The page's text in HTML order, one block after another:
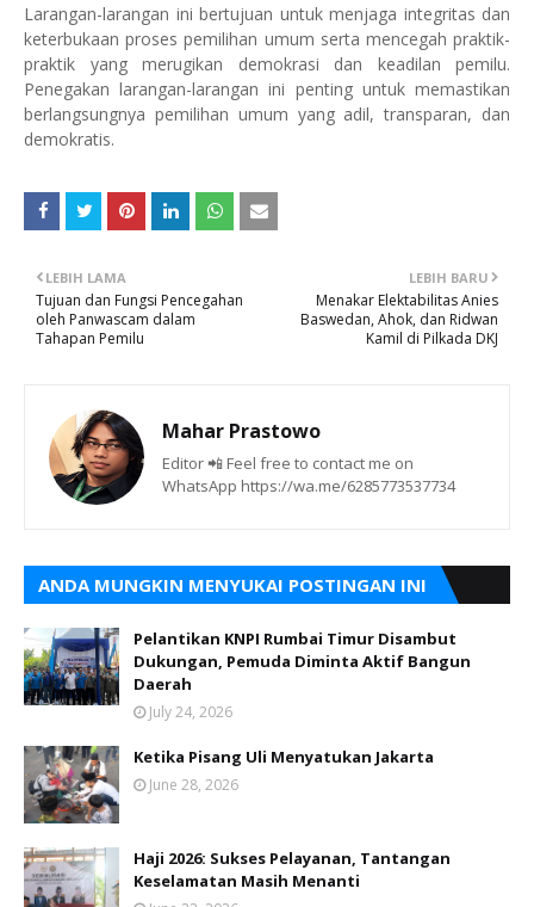
Larangan-larangan ini bertujuan untuk menjaga integritas dan
keterbukaan proses pemilihan umum serta mencegah praktik-
praktik yang merugikan demokrasi dan keadilan pemilu.
Penegakan larangan-larangan ini penting untuk memastikan
berlangsungnya pemilihan umum yang adil, transparan, dan
demokratis.
LEBIH BARU
Menakar Elektabilitas Anies
Baswedan, Ahok, dan Ridwan
Kamil di Pilkada DKJ
LEBIH LAMA
Tujuan dan Fungsi Pencegahan
oleh Panwascam dalam
Tahapan Pemilu
Mahar Prastowo
Editor 📲 Feel free to contact me on
WhatsApp https://wa.me/6285773537734
ANDA MUNGKIN MENYUKAI POSTINGAN INI
Pelantikan KNPI Rumbai Timur Disambut
Dukungan, Pemuda Diminta Aktif Bangun
Daerah
July 24, 2026
Ketika Pisang Uli Menyatukan Jakarta
June 28, 2026
Haji 2026: Sukses Pelayanan, Tantangan
Keselamatan Masih Menanti